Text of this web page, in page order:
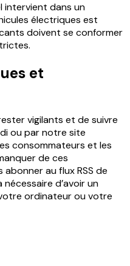
intervient dans un
électriques est
doivent se conformer
et
vigilants et de suivre
ou par notre site
consommateurs et les
de ces
au flux RSS de
d’avoir un
ordinateur ou votre